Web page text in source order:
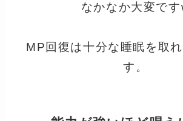
なかなか大変です
MP回復は十分な睡眠を取
す。